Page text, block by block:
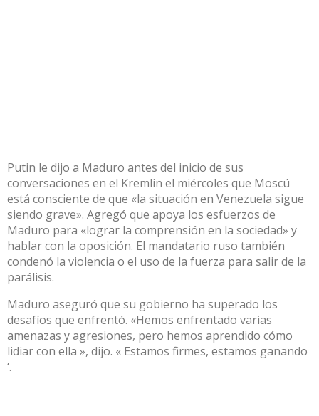
Putin le dijo a Maduro antes del inicio de sus
conversaciones en el Kremlin el miércoles que Moscú
está consciente de que «la situación en Venezuela sigue
siendo grave». Agregó que apoya los esfuerzos de
Maduro para «lograr la comprensión en la sociedad» y
hablar con la oposición. El mandatario ruso también
condenó la violencia o el uso de la fuerza para salir de la
parálisis.
Maduro aseguró que su gobierno ha superado los
desafíos que enfrentó. «Hemos enfrentado varias
amenazas y agresiones, pero hemos aprendido cómo
lidiar con ella », dijo. « Estamos firmes, estamos ganando
‘.